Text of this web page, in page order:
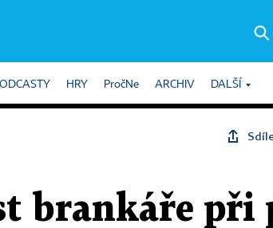
HRY PročNe ARCHIV DALŠÍ
brankáře při